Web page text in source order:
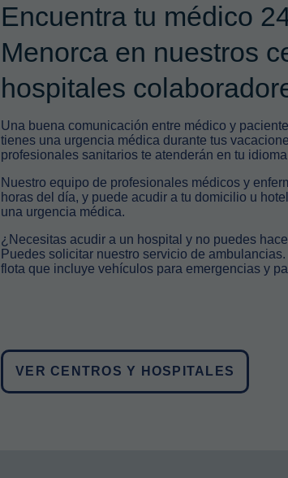
Encuentra tu médico
Menorca en nuestros
hospitales
Una buena comunicación entre médico y
tienes una urgencia médica durante tus
profesionales sanitarios te atenderán en tu
Nuestro equipo de profesionales médicos y
horas del día, y puede acudir a tu domicilio u
una urgencia médica.
¿Necesitas acudir a un hospital y no puedes
Puedes solicitar nuestro servicio de
flota que incluye vehículos para emergencias y
VER CENTROS Y HOSPITALES